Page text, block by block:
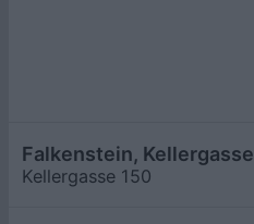
Falkenstein, Kellergasse
Kellergasse 150